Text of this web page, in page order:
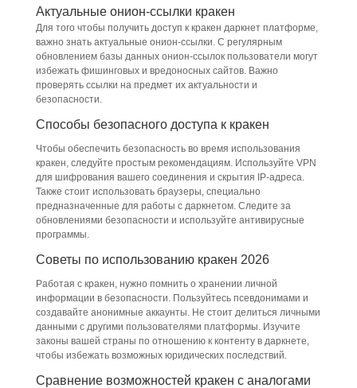
Актуальные онион-ссылки кракен
Для того чтобы получить доступ к кракен даркнет платформе,
важно знать актуальные онион-ссылки. С регулярным
обновлением базы данных онион-ссылок пользователи могут
избежать фишинговых и вредоносных сайтов. Важно
проверять ссылки на предмет их актуальности и
безопасности.
Способы безопасного доступа к кракен
Чтобы обеспечить безопасность во время использования
кракен, следуйте простым рекомендациям. Используйте VPN
для шифрования вашего соединения и скрытия IP-адреса.
Также стоит использовать браузеры, специально
предназначенные для работы с даркнетом. Следите за
обновлениями безопасности и используйте антивирусные
программы.
Советы по использованию кракен 2026
Работая с кракен, нужно помнить о хранении личной
информации в безопасности. Пользуйтесь псевдонимами и
создавайте анонимные аккаунты. Не стоит делиться личными
данными с другими пользователями платформы. Изучите
законы вашей страны по отношению к контенту в даркнете,
чтобы избежать возможных юридических последствий.
Сравнение возможностей кракен с аналогами